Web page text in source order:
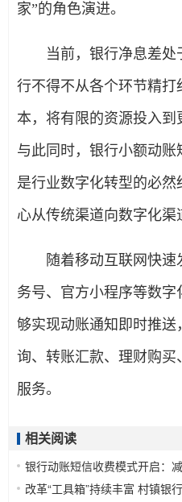
家”的角色演进。
当前，银行净息差处
行不得不从各个环节精
本，将有限的资源投入到
与此同时，银行小额动
是行业数字化转型的必
心从传统渠道向数字化渠
随着移动互联网快速
务号、官方小程序等数
够实现动账通知即时推
询、转账汇款、理财购
服务。
相关阅读
银行动账短信收费模式开启：
改革“工具箱”持续丰富 村镇银